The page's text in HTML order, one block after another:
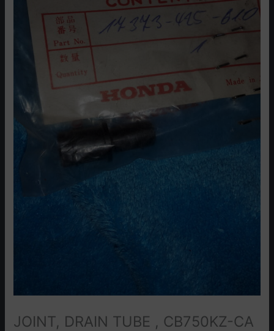
JOINT, DRAIN TUBE , CB750KZ-CA